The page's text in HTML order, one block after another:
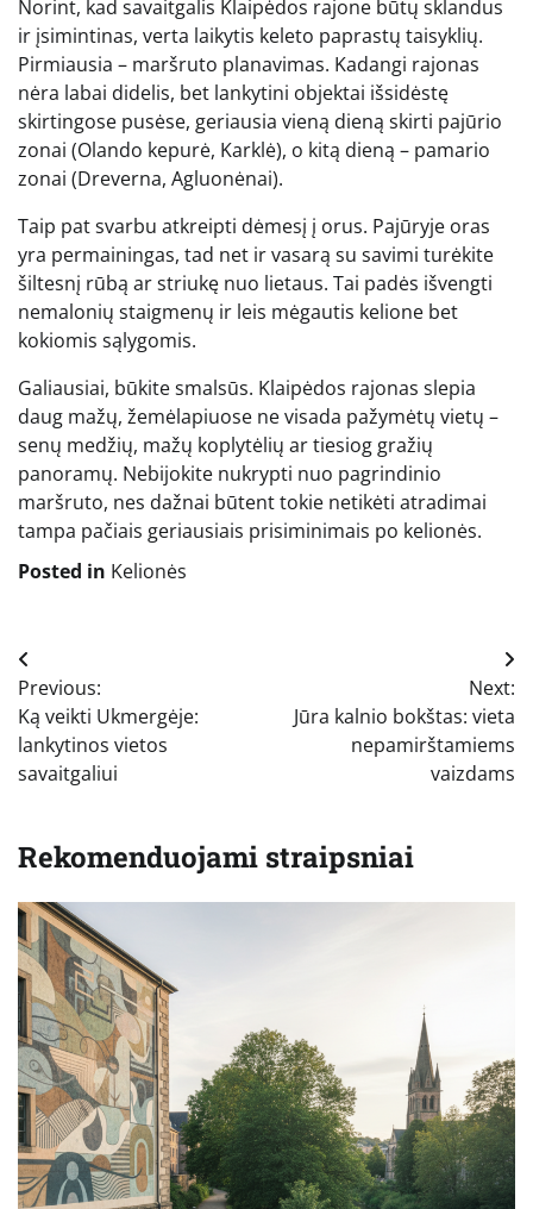
Norint, kad savaitgalis Klaipėdos rajone būtų sklandus
ir įsimintinas, verta laikytis keleto paprastų taisyklių.
Pirmiausia – maršruto planavimas. Kadangi rajonas
nėra labai didelis, bet lankytini objektai išsidėstę
skirtingose pusėse, geriausia vieną dieną skirti pajūrio
zonai (Olando kepurė, Karklė), o kitą dieną – pamario
zonai (Dreverna, Agluonėnai).
Taip pat svarbu atkreipti dėmesį į orus. Pajūryje oras
yra permainingas, tad net ir vasarą su savimi turėkite
šiltesnį rūbą ar striukę nuo lietaus. Tai padės išvengti
nemalonių staigmenų ir leis mėgautis kelione bet
kokiomis sąlygomis.
Galiausiai, būkite smalsūs. Klaipėdos rajonas slepia
daug mažų, žemėlapiuose ne visada pažymėtų vietų –
senų medžių, mažų koplytėlių ar tiesiog gražių
panoramų. Nebijokite nukrypti nuo pagrindinio
maršruto, nes dažnai būtent tokie netikėti atradimai
tampa pačiais geriausiais prisiminimais po kelionės.
Posted in Kelionės
Navigacija
tarp
įrašų
Previous:
Ką veikti Ukmergėje:
lankytinos vietos
savaitgaliui
Next:
Jūra kalnio bokštas: vieta
nepamirštamiems
vaizdams
Rekomenduojami straipsniai